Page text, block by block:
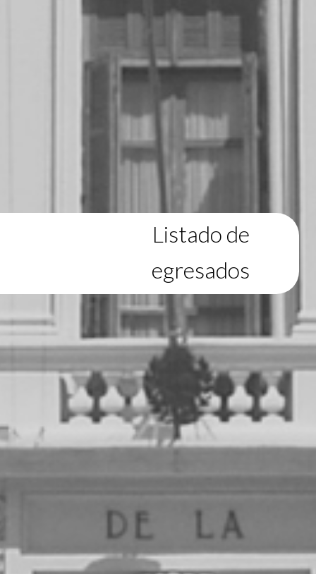
Listado de
egresados